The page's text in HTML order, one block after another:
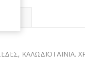
ΚΑΛΩΔΙΟΤΑΙΝΙΑ.